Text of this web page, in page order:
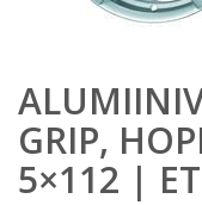
GRIP,
5×112 |